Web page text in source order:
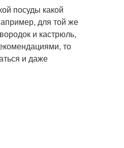
посуды какой
для той же
и кастрюль,
то
и даже